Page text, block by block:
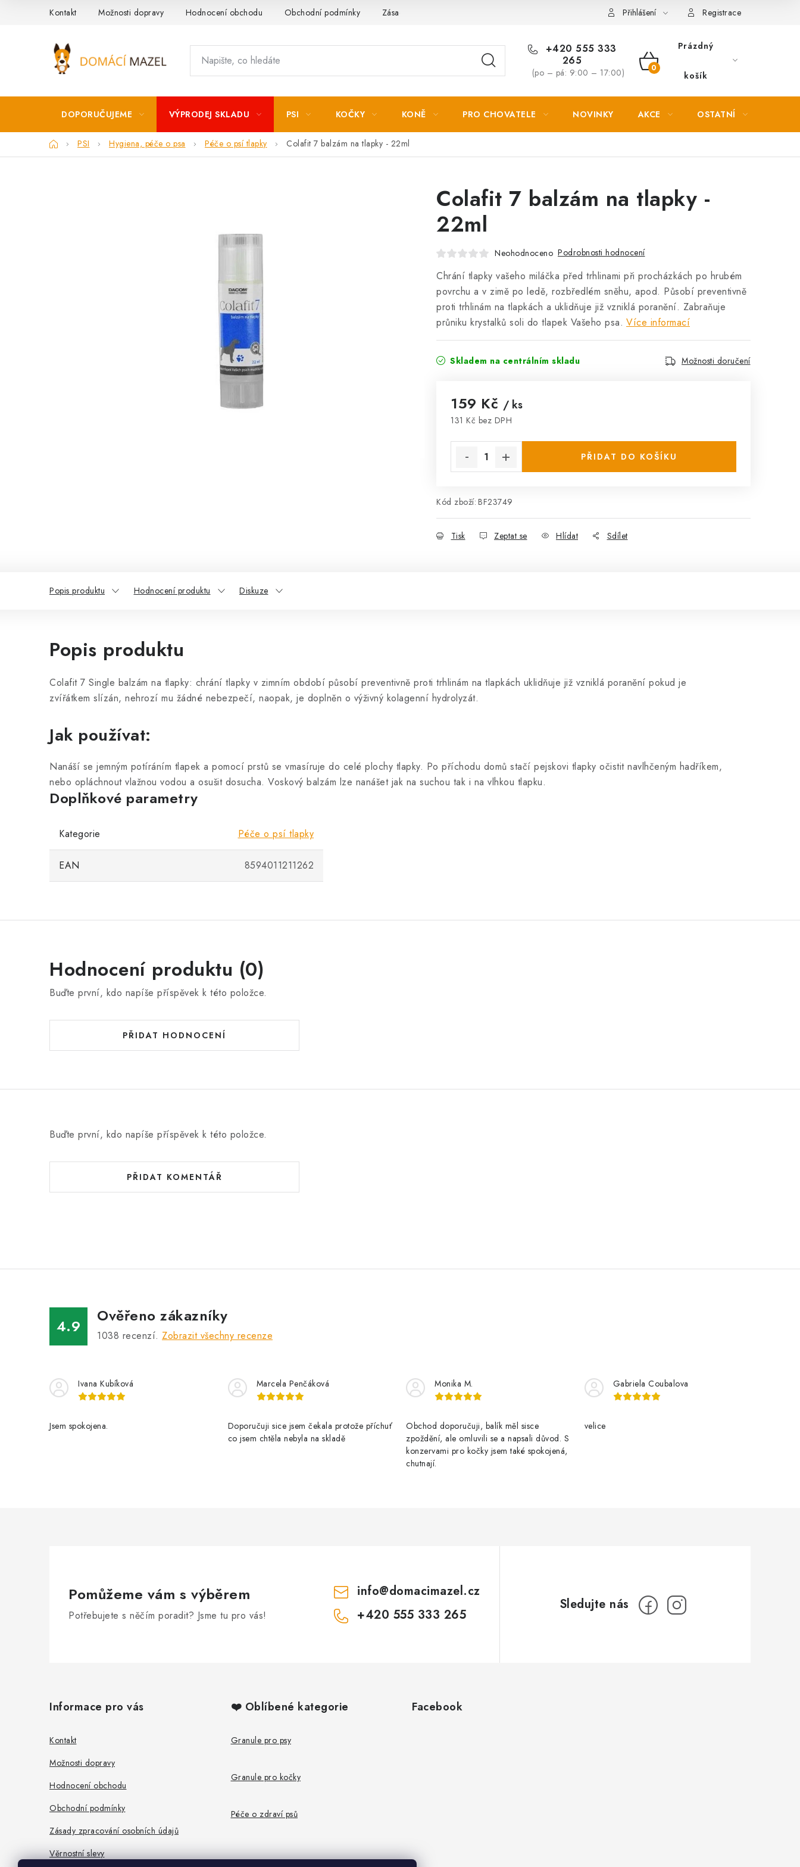
Kontakt Možnosti dopravy Hodnocení obchodu Obchodní podmínky Zásady zpracování osobních údajů Přihlášení Registrace
+420 555 333
265
(po – pá: 9:00 – 17:00)
NÁKUPNÍ
Prázdný
košík
DOPORUČUJEME VÝPRODEJ SKLADU PSI KOČKY KONĚ PRO CHOVATELE NOVINKY AKCE OSTATNÍ
DomůPSI Hygiena, péče o psa Péče o psí tlapky Colafit 7 balzám na tlapky - 22ml
Colafit 7 balzám na tlapky -
22ml
Neohodnoceno Podrobnosti hodnocení
Chrání tlapky vašeho miláčka před trhlinami při procházkách po hrubém
povrchu a v zimě po ledě, rozbředlém sněhu, apod. Působí preventivně
proti trhlinám na tlapkách a uklidňuje již vzniklá poranění. Zabraňuje
průniku krystalků soli do tlapek Vašeho psa. Více informací
Skladem na centrálním skladu Možnosti doručení
159 Kč / ks
131 Kč bez DPH
PŘIDAT DO KOŠÍKU
Kód zboží: BF23749
Tisk Zeptat se Hlídat Sdílet
Popis produktu Hodnocení produktu Diskuze
Popis produktu
Colafit 7 Single balzám na tlapky: chrání tlapky v zimním období působí preventivně proti trhlinám na tlapkách uklidňuje již vzniklá poranění pokud je
zvířátkem slízán, nehrozí mu žádné nebezpečí, naopak, je doplněn o výživný kolagenní hydrolyzát.
Jak používat:
Nanáší se jemným potíráním tlapek a pomocí prstů se vmasíruje do celé plochy tlapky. Po příchodu domů stačí pejskovi tlapky očistit navlhčeným hadříkem,
nebo opláchnout vlažnou vodou a osušit dosucha. Voskový balzám lze nanášet jak na suchou tak i na vlhkou tlapku.
Doplňkové parametry
Kategorie Péče o psí tlapky
EAN 8594011211262
Hodnocení produktu (0)
Buďte první, kdo napíše příspěvek k této položce.
PŘIDAT HODNOCENÍ
Buďte první, kdo napíše příspěvek k této položce.
PŘIDAT KOMENTÁŘ
4.9
Ověřeno zákazníky
1038 recenzí. Zobrazit všechny recenze
Ivana Kubíková
Jsem spokojena.
Marcela Penčáková
Doporučuji sice jsem čekala protože příchuť
co jsem chtěla nebyla na skladě
Monika M.
Obchod doporučuji, balík měl sisce
zpoždění, ale omluvili se a napsali důvod. S
konzervami pro kočky jsem také spokojená,
chutnají.
Gabriela Coubalova
velice
Pomůžeme vám s výběrem
Potřebujete s něčím poradit? Jsme tu pro vás!
info@domacimazel.cz
+420 555 333 265
Informace pro vás
Kontakt
Možnosti dopravy
Hodnocení obchodu
Obchodní podmínky
Zásady zpracování osobních údajů
Věrnostní slevy
❤️ Oblíbené kategorie
Granule pro psy
Granule pro kočky
Péče o zdraví psů
Facebook